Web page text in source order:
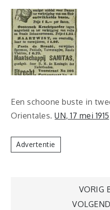
Een schoone buste in
Orientales.UN, 17 mei
Advertentie
VORIG